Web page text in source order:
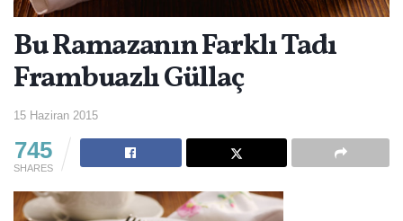
Bu Ramazanın Farklı Tadı
Frambuazlı Güllaç
15 Haziran 2015
745
SHARES